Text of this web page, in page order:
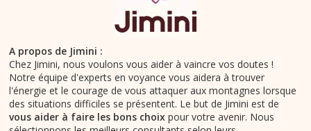
A propos de Jimini :
Chez Jimini, nous voulons vous aider à vaincre vos doutes !
Notre équipe d'experts en voyance vous aidera à trouver
l'énergie et le courage de vous attaquer aux montagnes lorsque
des situations difficiles se présentent. Le but de Jimini est de
vous aider à faire les bons choixpour votre avenir. Nous